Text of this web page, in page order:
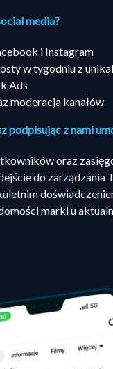
media?
i Instagram
w tygodniu z
Ads
moderacja kanałów
podpisując z nami
oraz
do zarządzania
marki u